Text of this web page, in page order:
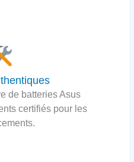
de batteries Asus
certifiés pour les